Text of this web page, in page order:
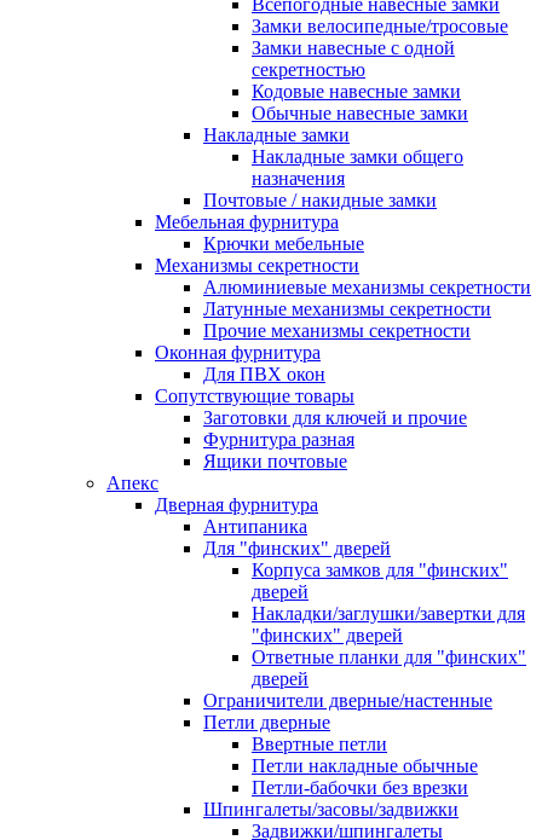
Всепогодные навесные замки
Замки велосипедные/тросовые
Замки навесные с одной
секретностью
Кодовые навесные замки
Обычные навесные замки
Накладные замки
Накладные замки общего
назначения
Почтовые / накидные замки
Мебельная фурнитура
Крючки мебельные
Механизмы секретности
Алюминиевые механизмы секретности
Латунные механизмы секретности
Прочие механизмы секретности
Оконная фурнитура
Для ПВХ окон
Сопутствующие товары
Заготовки для ключей и прочие
Фурнитура разная
Ящики почтовые
Апекс
Дверная фурнитура
Антипаника
Для "финских" дверей
Корпуса замков для "финских"
дверей
Накладки/заглушки/завертки для
"финских" дверей
Ответные планки для "финских"
дверей
Ограничители дверные/настенные
Петли дверные
Ввертные петли
Петли накладные обычные
Петли-бабочки без врезки
Шпингалеты/засовы/задвижки
Задвижки/шпингалеты